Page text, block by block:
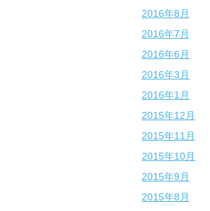
2016年8月
2016年7月
2016年6月
2016年3月
2016年1月
2015年12月
2015年11月
2015年10月
2015年9月
2015年8月